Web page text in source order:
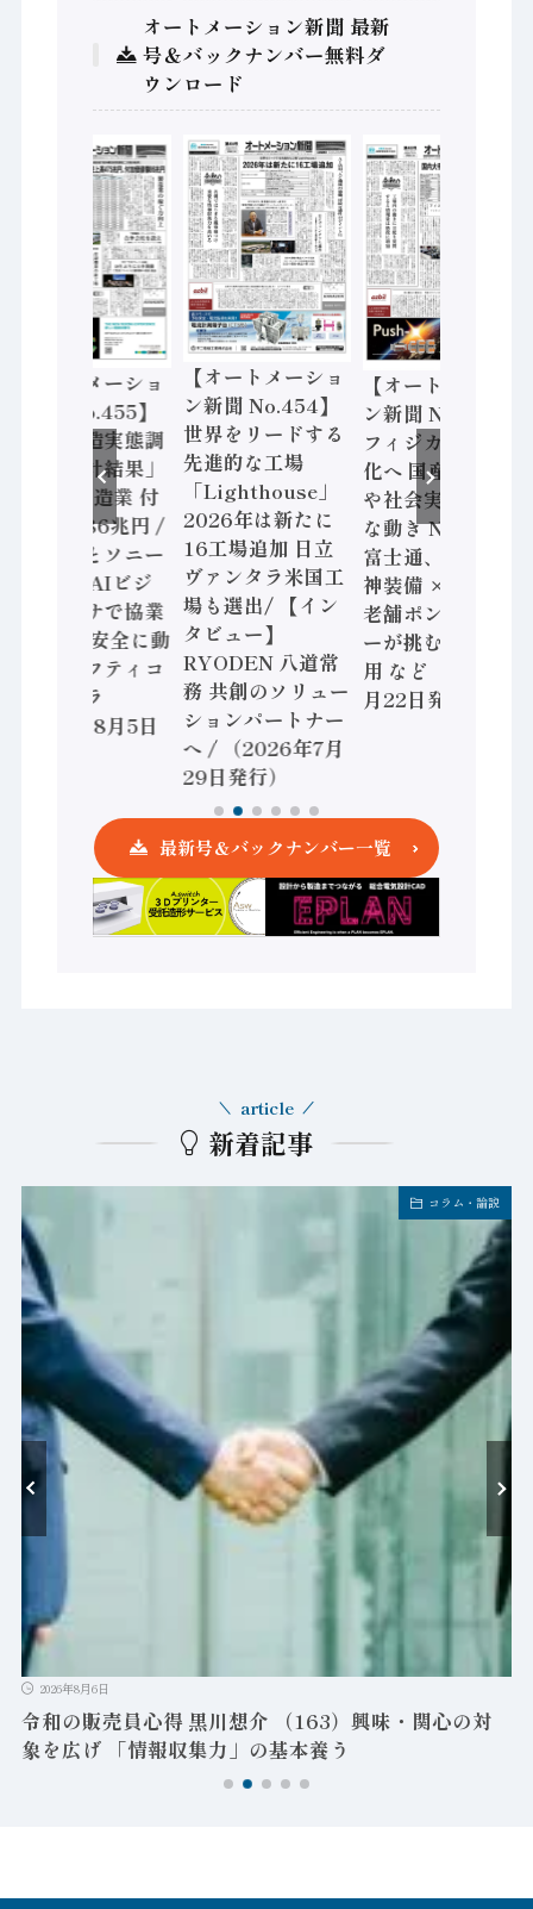
オートメーション新聞 最新
号＆バックナンバー無料ダ
ウンロード
【オートメーショ
ン新聞 No.455】
「経済構造実態調
査二次集計結果」
2024年製造業 付
加価値額86兆円 /
三菱電機とソニー
セミコン AIビジ
ョンセンサで協業
/ IDEC、安全に動
かすセーフティコ
ントローラ
（2026年8月5日
【オートメーショ
ン新聞 No.454】
世界をリードする
先進的な工場
「Lighthouse」
2026年は新たに
16工場追加 日立
ヴァンタラ米国工
場も選出/ 【イン
タビュー】
RYODEN 八道常
務 共創のソリュー
ションパートナー
へ / （2026年7月
29日発行）
【オートメーショ
ン新聞 No.453】
フィジカルAI本格
化へ 国産AI開発
や社会実装に活発
な動き Noetra、
富士通、日立 / 兵
神装備 × HMS、
老舗ポンプメーカ
ーが挑むデータ活
用 など（2026年7
月22日発行）
最新号＆バックナンバー一覧
新着記事
article
コラム・論説
2026年8月6日
令和の販売員心得 黒川想介 （163）興味・関心の対
象を広げ 「情報収集力」の基本養う